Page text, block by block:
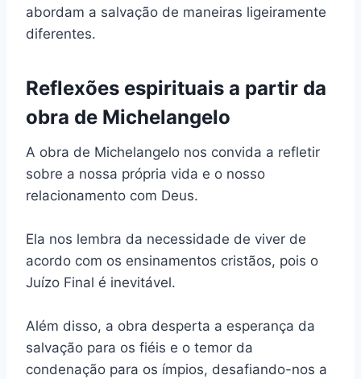
abordam a salvação de maneiras ligeiramente
diferentes.
Reflexões espirituais a partir da
obra de Michelangelo
A obra de Michelangelo nos convida a refletir
sobre a nossa própria vida e o nosso
relacionamento com Deus.
Ela nos lembra da necessidade de viver de
acordo com os ensinamentos cristãos, pois o
Juízo Final é inevitável.
Além disso, a obra desperta a esperança da
salvação para os fiéis e o temor da
condenação para os ímpios, desafiando-nos a